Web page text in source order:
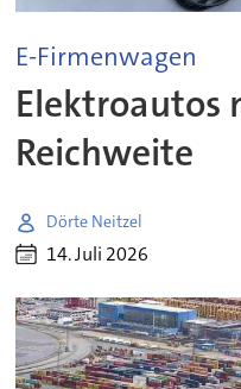
E-Firmenwagen
Elektroautos
Reichweite
Dörte Neitzel
14. Juli 2026